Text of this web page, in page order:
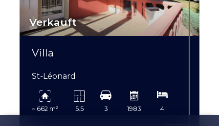
Verkauft
Villa
St-Léonard
~ 662 m² 5.5 3 1983 4